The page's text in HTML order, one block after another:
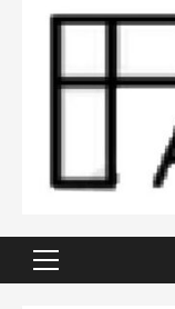
Primary